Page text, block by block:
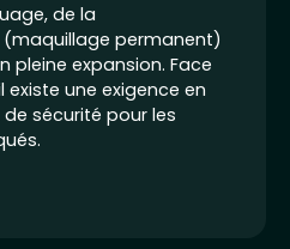
de la
permanent)
pleine expansion. Face
une exigence en
sécurité pour les